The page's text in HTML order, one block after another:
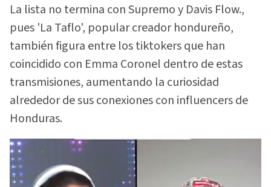
La lista no termina con Supremo y Davis Flow.,
pues 'La Taflo', popular creador hondureño,
también figura entre los tiktokers que han
coincidido con Emma Coronel dentro de estas
transmisiones, aumentando la curiosidad
alrededor de sus conexiones con influencers de
Honduras.